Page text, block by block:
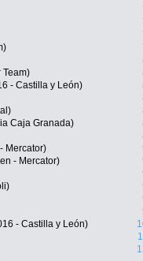
Team)
- Castilla y León)
Caja Granada)
Mercator)
- Mercator)
- Castilla y León)